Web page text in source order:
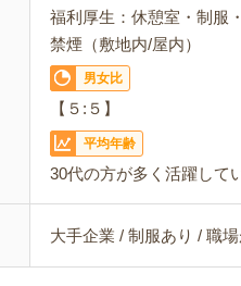
福利厚生：休憩室・制服
禁煙（敷地内/屋内）
男女比
【５:５】
平均年齢
30代の方が多く活躍して
大手企業 / 制服あり / 職